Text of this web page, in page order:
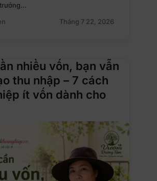
Tháng 7 22, 2026
nhiều vốn, bạn vẫn
thu nhập – 7 cách
ít vốn dành cho